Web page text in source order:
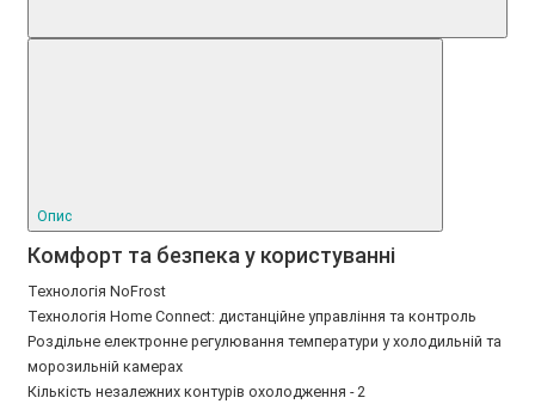
Опис
Комфорт та безпека у користуванні
Технологія NoFrost
Технологія Home Connect: дистанційне управління та контроль
Роздільне електронне регулювання температури у холодильній та
морозильній камерах
Кількість незалежних контурів охолодження - 2